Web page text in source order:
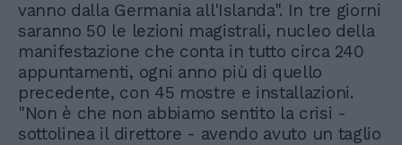
vanno dalla Germania all'Islanda". In tre giorni
saranno 50 le lezioni magistrali, nucleo della
manifestazione che conta in tutto circa 240
appuntamenti, ogni anno più di quello
precedente, con 45 mostre e installazioni.
"Non è che non abbiamo sentito la crisi -
sottolinea il direttore - avendo avuto un taglio